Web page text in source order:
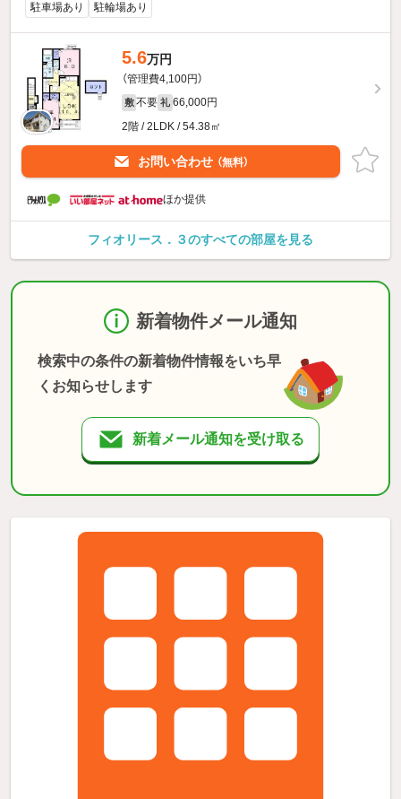
駐車場あり 駐輪場あり
5.6万円
（管理費4,100円）
敷 不要 礼 66,000円
2階 / 2LDK / 54.38㎡
お問い合わせ （無料）
ほか提供
フィオリース．３のすべての部屋を見る
新着物件メール通知
検索中の条件の新着物件情報をいち早
くお知らせします
新着メール通知を受け取る